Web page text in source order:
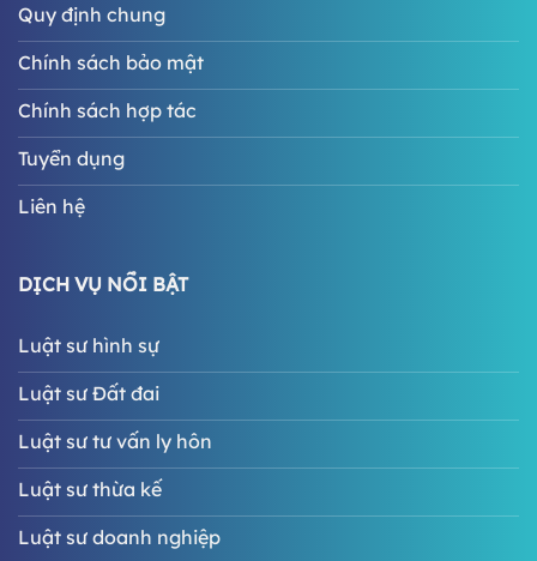
Quy định chung
Chính sách bảo mật
Chính sách hợp tác
Tuyển dụng
Liên hệ
DỊCH VỤ NỔI BẬT
Luật sư hình sự
Luật sư Đất đai
Luật sư tư vấn ly hôn
Luật sư thừa kế
Luật sư doanh nghiệp